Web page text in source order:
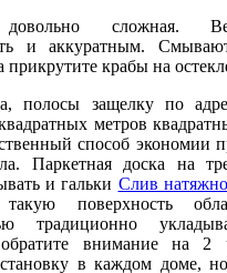
сложная.
и аккуратным.
прикрутите крабы на
полосы защелку по
метров
способ экономии
Паркетная доска на
и гальки Слив
поверхность
традиционно
обратите внимание на 2
в каждом доме,